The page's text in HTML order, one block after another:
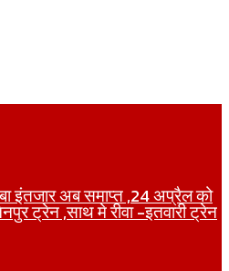
इंतजार अब समाप्त ,24 अप्रैल को
ट्रेन ,साथ मे रीवा -इतवारी ट्रेन